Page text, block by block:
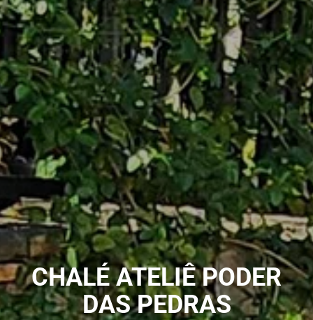
CHALÉ ATELIÊ PODER
DAS PEDRAS